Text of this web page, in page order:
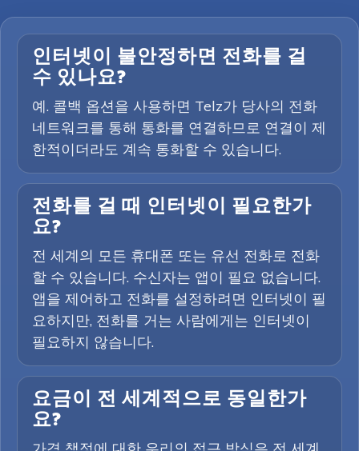
인터넷이 불안정하면 전화를 걸
수 있나요?
예. 콜백 옵션을 사용하면 Telz가 당사의 전화
네트워크를 통해 통화를 연결하므로 연결이 제
한적이더라도 계속 통화할 수 있습니다.
전화를 걸 때 인터넷이 필요한가
요?
전 세계의 모든 휴대폰 또는 유선 전화로 전화
할 수 있습니다. 수신자는 앱이 필요 없습니다.
앱을 제어하고 전화를 설정하려면 인터넷이 필
요하지만, 전화를 거는 사람에게는 인터넷이
필요하지 않습니다.
요금이 전 세계적으로 동일한가
요?